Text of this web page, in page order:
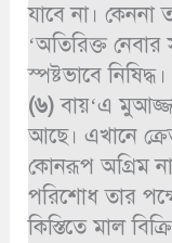
যাবে না।
‘অতিরিক্ত
স্পষ্টভাবে নিষিদ্ধ।
(৬) বায়‘এ
আছে। এখানে
কোনরূপ অগ্রিম না
পরিশোধ তার
কিস্তিতে মাল